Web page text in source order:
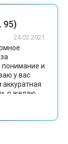
95)
24.02.2021
понимание и
у вас
аккуратная
я желаю